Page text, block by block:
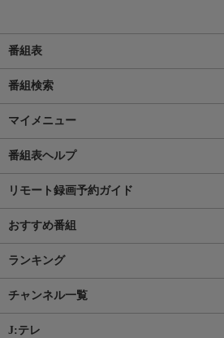
番組表
番組検索
マイメニュー
番組表ヘルプ
リモート録画予約ガイド
おすすめ番組
ランキング
チャンネル一覧
J:テレ